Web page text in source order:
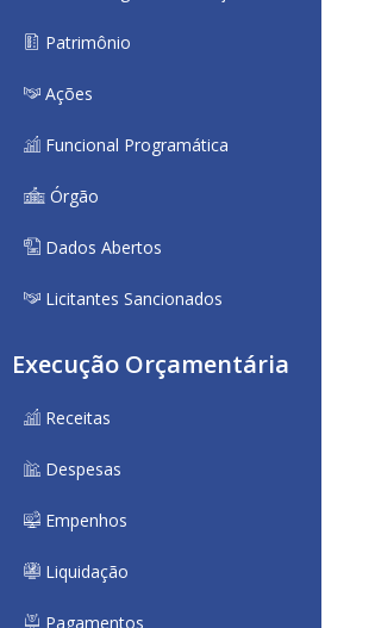
Patrimônio
Ações
Funcional Programática
Órgão
Dados Abertos
Licitantes Sancionados
Execução Orçamentária
Receitas
Despesas
Empenhos
Liquidação
Pagamentos